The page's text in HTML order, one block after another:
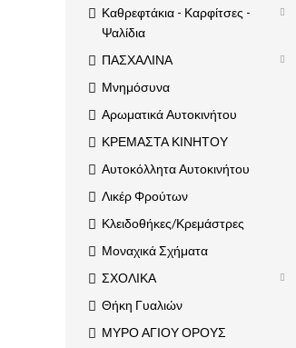
Καθρεφτάκια - Καρφίτσες -
Ψαλίδια
ΠΑΣΧΑΛΙΝΑ
Μνημόσυνα
Αρωματικά Αυτοκινήτου
ΚΡΕΜΑΣΤΑ ΚΙΝΗΤΟΥ
Αυτοκόλλητα Αυτοκινήτου
Λικέρ Φρούτων
Κλειδοθήκες/Κρεμάστρες
Μοναχικά Σχήματα
ΣΧΟΛΙΚΑ
Θήκη Γυαλιών
ΜΥΡΟ ΑΓΙΟΥ ΟΡΟΥΣ